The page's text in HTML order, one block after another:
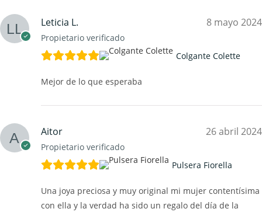
Leticia L.
Propietario verificado
8 mayo 2024
Colgante Colette
Mejor de lo que esperaba
Aitor
Propietario verificado
26 abril 2024
Pulsera Fiorella
Una joya preciosa y muy original mi mujer contentísima
con ella y la verdad ha sido un regalo del día de la